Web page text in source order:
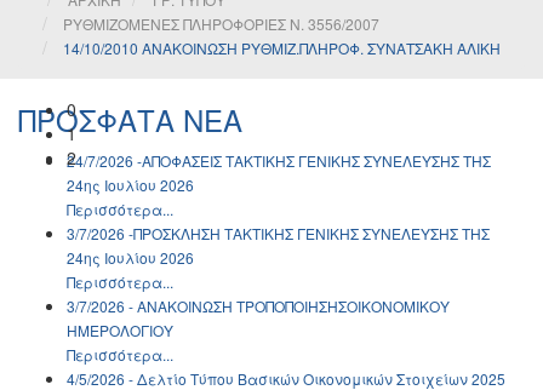
0
1
2
ΡΥΘΜΙΖΟΜΕΝΕΣ ΠΛΗΡΟΦΟΡΙΕΣ Ν. 3556/2007
14/10/2010 ΑΝΑΚΟΙΝΩΣΗ ΡΥΘΜΙΖ.ΠΛΗΡΟΦ. ΣΥΝΑΤΣΑΚΗ ΑΛΙΚΗ
ΠΡΟΣΦΑΤΑ ΝΕΑ
24/7/2026 -ΑΠΟΦΑΣΕΙΣ ΤΑΚΤΙΚΗΣ ΓΕΝΙΚΗΣ ΣΥΝΕΛΕΥΣΗΣ ΤΗΣ
24ης Ιουλίου 2026
Περισσότερα...
3/7/2026 -ΠΡΟΣΚΛΗΣΗ ΤΑΚΤΙΚΗΣ ΓΕΝΙΚΗΣ ΣΥΝΕΛΕΥΣΗΣ ΤΗΣ
24ης Ιουλίου 2026
Περισσότερα...
3/7/2026 - ΑΝΑΚΟΙΝΩΣH ΤΡΟΠΟΠΟΙΗΣΗΣΟΙΚΟΝΟΜΙΚΟΥ
ΗΜΕΡΟΛΟΓΙΟΥ
Περισσότερα...
4/5/2026 - Δελτίο Τύπου Βασικών Οικονομικών Στοιχείων 2025